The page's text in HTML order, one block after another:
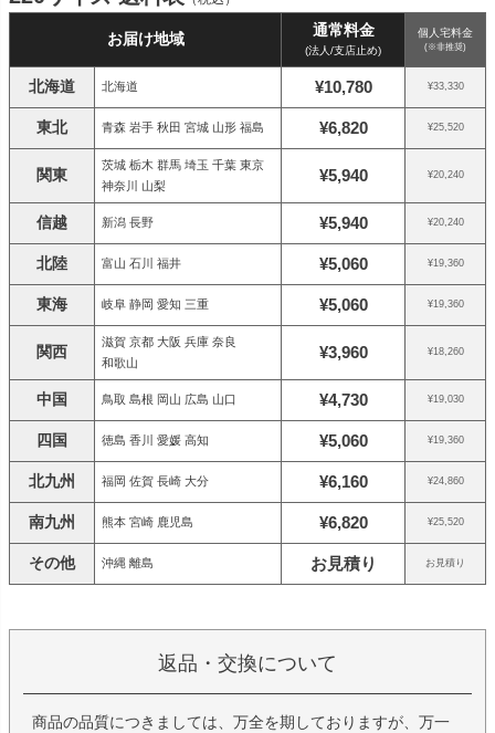
お届け地域 通常料金
(法人/支店止め)
個人宅料金
(※非推奨)
北海道 北海道 ¥10,780 ¥33,330
東北 青森 岩手 秋田 宮城 山形 福島 ¥6,820 ¥25,520
関東
茨城 栃木 群馬 埼玉 千葉 東京
神奈川 山梨
¥5,940 ¥20,240
信越 新潟 長野 ¥5,940 ¥20,240
北陸 富山 石川 福井 ¥5,060 ¥19,360
東海 岐阜 静岡 愛知 三重 ¥5,060 ¥19,360
関西
滋賀 京都 大阪 兵庫 奈良
和歌山
¥3,960 ¥18,260
中国 鳥取 島根 岡山 広島 山口 ¥4,730 ¥19,030
四国 徳島 香川 愛媛 高知 ¥5,060 ¥19,360
北九州 福岡 佐賀 長崎 大分 ¥6,160 ¥24,860
南九州 熊本 宮崎 鹿児島 ¥6,820 ¥25,520
その他 沖縄 離島 お見積り お見積り
返品・交換について
商品の品質につきましては、万全を期しておりますが、万一